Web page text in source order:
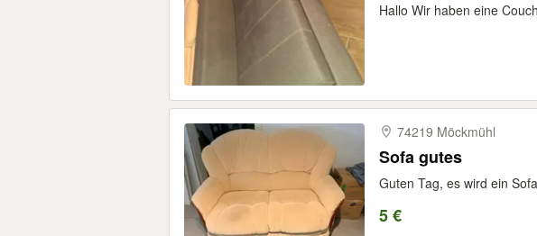
Hallo Wir haben eine
74219 Möckmühl
Sofa gutes
Guten Tag, es wird ein
5 €